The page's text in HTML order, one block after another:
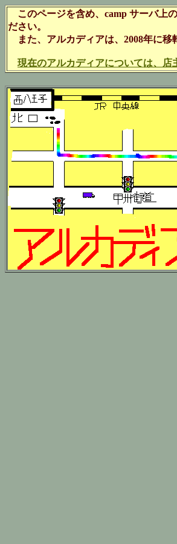
このページを含め、camp サーバ上
ださい。
また、アルカディアは、2008年に移
現在のアルカディアについては、店